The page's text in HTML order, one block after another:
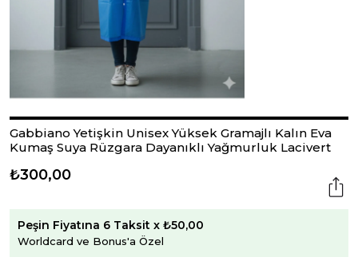
Gabbiano Yetişkin Unisex Yüksek Gramajlı Kalın Eva
Kumaş Suya Rüzgara Dayanıklı Yağmurluk Lacivert
₺300,00
Peşin Fiyatına 6 Taksit x ₺50,00
Worldcard ve Bonus'a Özel